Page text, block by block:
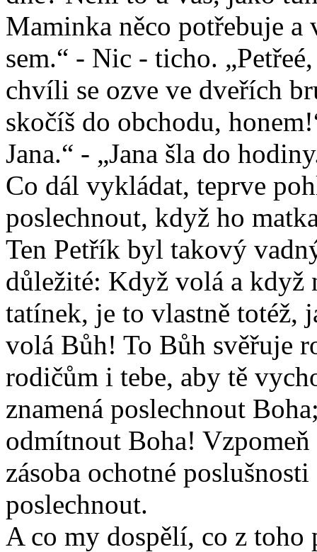
Maminka něco potřebuje
sem.“ - Nic - ticho.
chvíli se ozve ve dveřích
skočíš do obchodu,
Jana.“ - „Jana šla do
Co dál vykládat, teprve
poslechnout, když ho
Ten Petřík byl takový
důležité: Když volá a když
tatínek, je to vlastně totéž,
volá Bůh! To Bůh svěřuje
rodičům i tebe, aby tě
znamená poslechnout
odmítnout Boha!
zásoba ochotné
poslechnout.
A co my dospělí, co z toho